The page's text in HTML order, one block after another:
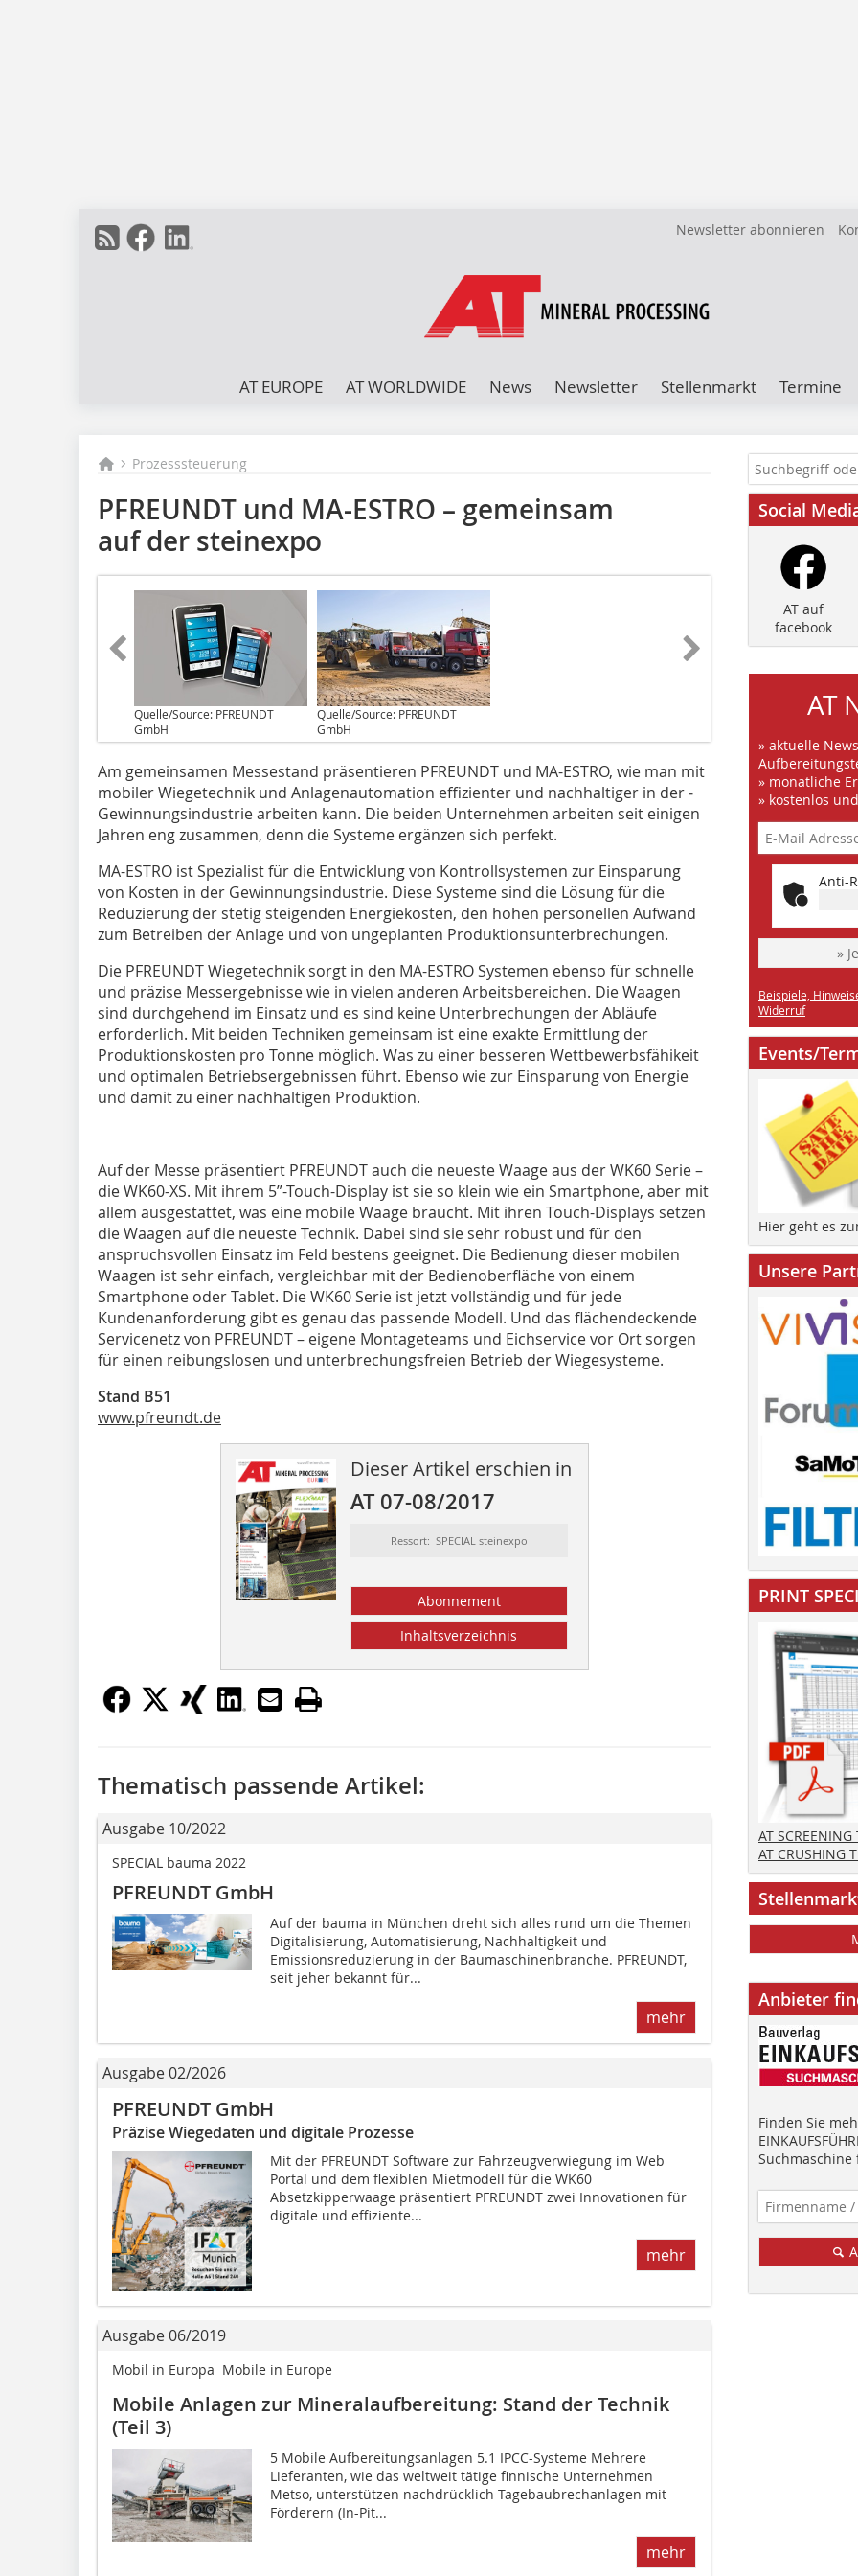
Newsletter abonnieren
AT EUROPE AT WORLDWIDE News Newsletter Stellenmarkt Termine
Prozesssteuerung
PFREUNDT und MA-ESTRO – gemeinsam
auf der steinexpo
Quelle/Source: PFREUNDT
GmbH
Quelle/Source: PFREUNDT
GmbH
A‌m gemeinsamen Messe­stand präsentieren PFREUNDT und MA-ESTRO, wie man mit
mobiler Wiegetechnik und Anlagenautomation effizienter und nachhaltiger in der ­
Gewinnungsindustrie arbeiten kann. Die beiden Unternehmen arbeiten seit einigen
Jahren eng ­zusammen, denn die Systeme ergänzen sich perfekt.
MA-ESTRO ist Spezialist für die Entwicklung von Kontrollsystemen zur Einsparung
von Kosten in der Gewinnungs­industrie. Diese Systeme sind die Lösung für die
Reduzierung der stetig steigenden Energiekosten, den hohen personellen Aufwand
zum Betreiben der Anlage und von ungeplanten ­Produktionsunterbrechungen.
Die PFREUNDT Wiegetechnik sorgt in den MA-ESTRO Systemen ebenso für schnelle
und präzise Messergebnisse wie in vielen anderen Arbeitsbereichen. Die Waagen
sind durchgehend im Einsatz und es sind keine Unterbrechungen der Abläufe
erforderlich. Mit beiden Techniken gemeinsam ist eine exakte Ermittlung der
Produktionskosten pro Tonne möglich. Was zu einer besseren Wettbewerbsfähikeit
und optimalen Betriebsergebnissen führt. Ebenso wie zur Einsparung von Energie
und damit zu einer nachhal­tigen Produktion.
Auf der Messe präsentiert PFREUNDT auch die neu­este Waage aus der WK60 Serie –
die WK60-XS. Mit ihrem 5”-Touch-Display ist sie so klein wie ein Smartphone, aber mit
allem ausgestattet, was eine mobile Waage braucht. Mit ihren Touch-Displays setzen
die Waagen auf die neueste Technik. Dabei sind sie sehr robust und für den
anspruchsvollen Einsatz im Feld bestens geeignet. Die Bedienung dieser mobilen
Waagen ist sehr einfach, vergleichbar mit der Bedienoberfläche von einem
Smartphone oder Tablet. Die WK60 Serie ist jetzt vollständig und für jede
Kundenanforderung gibt es genau das passende Modell. Und das flächendeckende
Servicenetz von PFREUNDT – eigene Montageteams und Eichservice vor Ort sorgen
für einen reibungslosen und unterbrechungsfreien Betrieb der Wiege­systeme.
Stand B51
www.pfreundt.de
Dieser Artikel erschien in
AT 07-08/2017
Ressort: SPECIAL steinexpo
Abonnement
Inhaltsverzeichnis
Thematisch passende Artikel:
Ausgabe 10/2022
SPECIAL bauma 2022
PFREUNDT GmbH
Auf der bauma in München dreht sich alles rund um die Themen
Digitalisierung, Automatisierung, Nachhaltigkeit und
Emissionsreduzierung in der Baumaschinenbranche. PFREUNDT,
seit jeher bekannt für...
mehr
Ausgabe 02/2026
PFREUNDT GmbH
Präzise Wiegedaten und digitale Prozesse
Mit der PFREUNDT Software zur Fahrzeugverwiegung im Web
Portal und dem flexiblen Mietmodell für die WK60
Absetzkipperwaage präsentiert PFREUNDT zwei Innovationen für
digitale und effiziente...
mehr
Ausgabe 06/2019
Mobil in Europa  Mobile in Europe
Mobile Anlagen zur Mineralaufbereitung: Stand der Technik
(Teil 3)
5 Mobile Aufbereitungsanlagen 5.1 IPCC-Systeme Mehrere
Lieferanten, wie das weltweit tätige finnische Unternehmen
Metso, unterstützen nachdrücklich Tagebaubrechanlagen mit
Förderern (In-Pit...
mehr
Social
AT auf
facebook
AT
» aktuelle
» monatliche
» kostenlos
Anti-
»
Beispiele,
Widerruf
Events/
Hier geht es
Unsere
PRINT
AT
AT CRUSHING
Anbieter
Finden Sie